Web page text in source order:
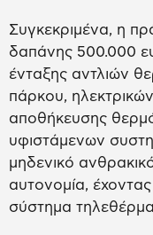
Συγκεκριμένα, η
δαπάνης 500.000
ένταξης αντλιών
πάρκου,
αποθήκευσης
υφιστάμενων
μηδενικό
αυτονομία,
σύστημα